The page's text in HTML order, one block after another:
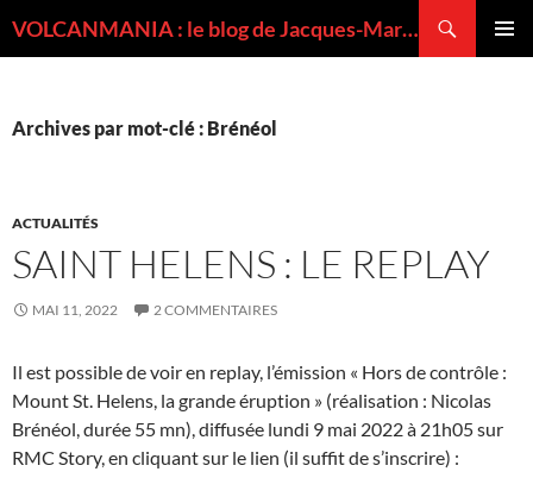
VOLCANMANIA : le blog de Jacques-Marie BARDINTZEFF, volcanologue
Archives par mot-clé : Brénéol
ACTUALITÉS
SAINT HELENS : LE REPLAY
MAI 11, 2022 2 COMMENTAIRES
Il est possible de voir en replay, l’émission « Hors de contrôle :
Mount St. Helens, la grande éruption » (réalisation : Nicolas
Brénéol, durée 55 mn), diffusée lundi 9 mai 2022 à 21h05 sur
RMC Story, en cliquant sur le lien (il suffit de s’inscrire) :